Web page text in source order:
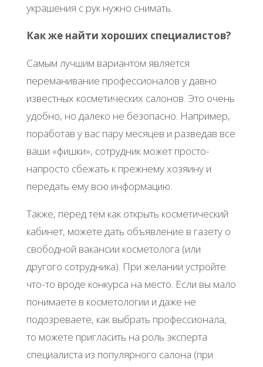
украшения с рук нужно снимать.
Как же найти хороших специалистов?
Самым лучшим вариантом является
переманивание профессионалов у давно
известных косметических салонов. Это очень
удобно, но далеко не безопасно. Например,
поработав у вас пару месяцев и разведав все
ваши «фишки», сотрудник может просто-
напросто сбежать к прежнему хозяину и
передать ему всю информацию.
Также, перед тем как открыть косметический
кабинет, можете дать объявление в газету о
свободной вакансии косметолога (или
другого сотрудника). При желании устройте
что-то вроде конкурса на место. Если вы мало
понимаете в косметологии и даже не
подозреваете, как выбрать профессионала,
то можете пригласить на роль эксперта
специалиста из популярного салона (при